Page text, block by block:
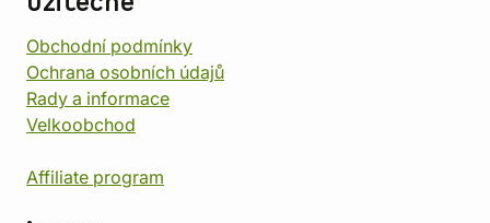
Obchodní podmínky
Ochrana osobních údajů
Rady a informace
Velkoobchod
Affiliate program